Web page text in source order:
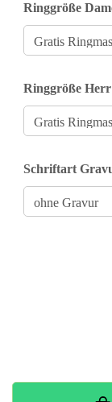
Ringgröße
Ringgröße
Schriftart